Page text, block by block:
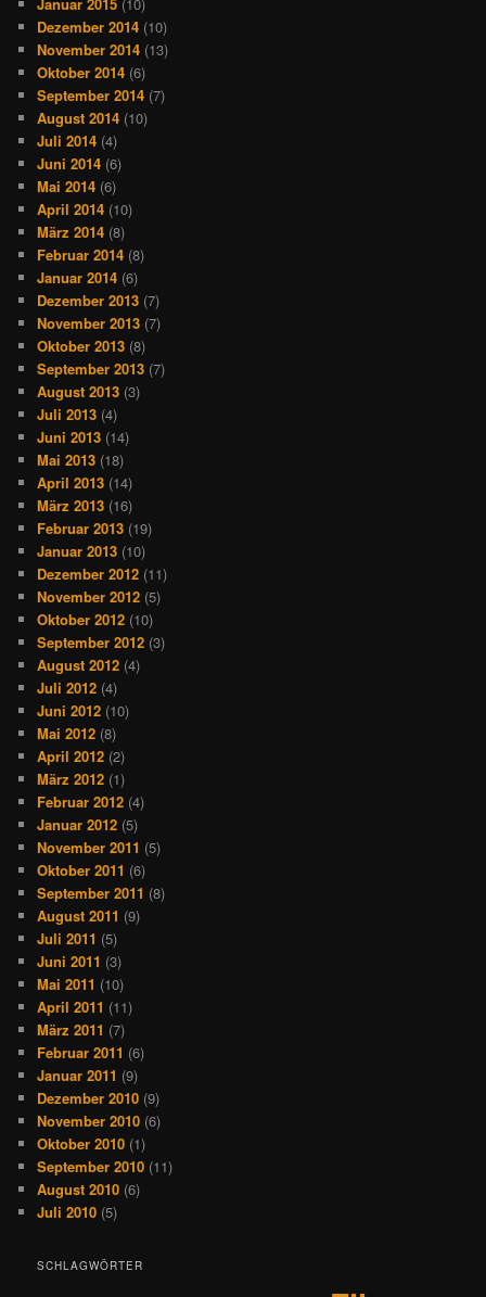
Dezember 2014 (10)
November 2014 (13)
Oktober 2014 (6)
September 2014 (7)
August 2014 (10)
Juli 2014 (4)
Juni 2014 (6)
Mai 2014 (6)
April 2014 (10)
März 2014 (8)
Februar 2014 (8)
Januar 2014 (6)
Dezember 2013 (7)
November 2013 (7)
Oktober 2013 (8)
September 2013 (7)
August 2013 (3)
Juli 2013 (4)
Juni 2013 (14)
Mai 2013 (18)
April 2013 (14)
März 2013 (16)
Februar 2013 (19)
Januar 2013 (10)
Dezember 2012 (11)
November 2012 (5)
Oktober 2012 (10)
September 2012 (3)
August 2012 (4)
Juli 2012 (4)
Juni 2012 (10)
Mai 2012 (8)
April 2012 (2)
März 2012 (1)
Februar 2012 (4)
Januar 2012 (5)
November 2011 (5)
Oktober 2011 (6)
September 2011 (8)
August 2011 (9)
Juli 2011 (5)
Juni 2011 (3)
Mai 2011 (10)
April 2011 (11)
März 2011 (7)
Februar 2011 (6)
Januar 2011 (9)
Dezember 2010 (9)
November 2010 (6)
Oktober 2010 (1)
September 2010 (11)
August 2010 (6)
Juli 2010 (5)
SCHLAGWÖRTER